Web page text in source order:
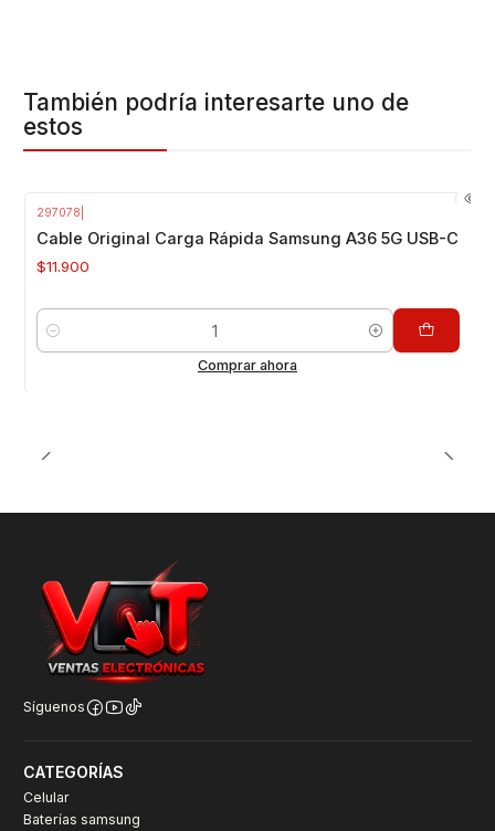
También podría interesarte uno de
estos
297078
Cable Original Carga Rápida Samsung A36 5G USB-C
$11.900
Cantidad
Comprar ahora
Síguenos
CATEGORÍAS
Celular
Baterías samsung